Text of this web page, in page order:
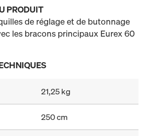
PRODUIT
de réglage et de butonnage
les bracons principaux Eurex 60
21,25 kg
250 cm